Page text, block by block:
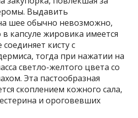
Выдавить
шее обычно невозможно,
капсуле жировика имеется
кисту с
тогда при нажатии на
светло-желтого цвета со
Эта пастообразная
скоплением кожного сала,
и ороговевших